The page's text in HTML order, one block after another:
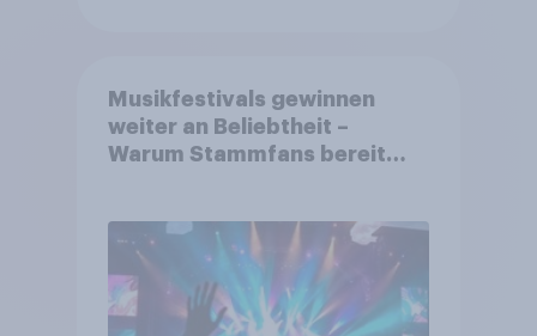
Musikfestivals gewinnen
weiter an Beliebtheit –
Warum Stammfans bereit